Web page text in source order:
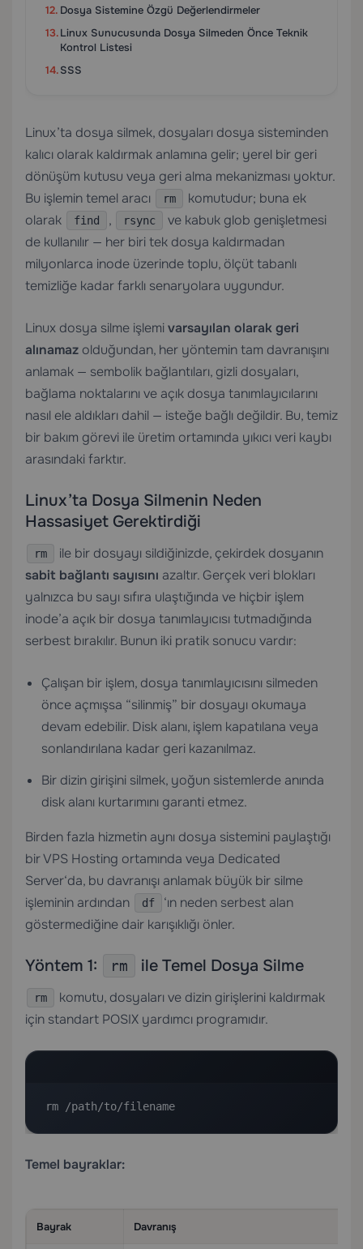
Dosya Sistemine Özgü Değerlendirmeler
Linux Sunucusunda Dosya Silmeden Önce Teknik
Kontrol Listesi
SSS
Linux’ta dosya silmek, dosyaları dosya sisteminden
kalıcı olarak kaldırmak anlamına gelir; yerel bir geri
dönüşüm kutusu veya geri alma mekanizması yoktur.
Bu işlemin temel aracı
rm
komutudur; buna ek
olarak
find , rsync
ve kabuk glob genişletmesi
de kullanılır — her biri tek dosya kaldırmadan
milyonlarca inode üzerinde toplu, ölçüt tabanlı
temizliğe kadar farklı senaryolara uygundur.
Linux dosya silme işlemivarsayılan olarak geri
alınamaz olduğundan, her yöntemin tam davranışını
anlamak — sembolik bağlantıları, gizli dosyaları,
bağlama noktalarını ve açık dosya tanımlayıcılarını
nasıl ele aldıkları dahil — isteğe bağlı değildir. Bu, temiz
bir bakım görevi ile üretim ortamında yıkıcı veri kaybı
arasındaki farktır.
Linux’ta Dosya Silmenin Neden
Hassasiyet Gerektirdiği
rm
ile bir dosyayı sildiğinizde, çekirdek dosyanın
sabit bağlantı sayısını azaltır. Gerçek veri blokları
yalnızca bu sayı sıfıra ulaştığında ve hiçbir işlem
inode’a açık bir dosya tanımlayıcısı tutmadığında
serbest bırakılır. Bunun iki pratik sonucu vardır:
Çalışan bir işlem, dosya tanımlayıcısını silmeden
önce açmışsa “silinmiş” bir dosyayı okumaya
devam edebilir. Disk alanı, işlem kapatılana veya
sonlandırılana kadar geri kazanılmaz.
Bir dizin girişini silmek, yoğun sistemlerde anında
disk alanı kurtarımını garanti etmez.
Birden fazla hizmetin aynı dosya sistemini paylaştığı
birVPS Hosting ortamında veya Dedicated
Server‘da, bu davranışı anlamak büyük bir silme
işleminin ardından
df
‘ın neden serbest alan
göstermediğine dair karışıklığı önler.
Yöntem 1: rm ile Temel Dosya Silme
rm
komutu, dosyaları ve dizin girişlerini kaldırmak
için standart POSIX yardımcı programıdır.
rm /path/to/filename
Temel bayraklar:
Bayrak Davranış